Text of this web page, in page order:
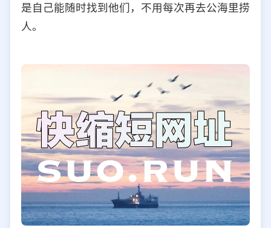
是自己能随时找到他们，不用每次再去公海里捞
人。